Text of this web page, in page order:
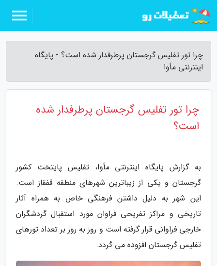
چرا تور تفلیس گرجستان پرطرفدار شده است؟ - پایگاه
اینترنتی مأوا
چرا تور تفلیس گرجستان پرطرفدار شده
است؟
به گزارش پایگاه اینترنتی مأوا، تفلیس پایتخت کشور
گرجستان و یکی از زیباترین شهرهای منطقه قفقاز است.
این شهر به دلیل داشتن فرهنگی خاص به همراه آثار
تاریخی و مراکز تفریحی فراوان مورد استقبال گردشگران
خارجی فراوانی قرار گرفته است و روز به روز بر تعداد تورهای
تفلیس گرجستان افزوده می گردد.